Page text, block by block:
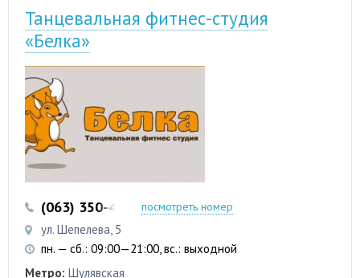
Танцевальная фитнес-студия
«Белка»
(063) 350-45-99посмотреть номер
ул. Шепелева, 5
пн. — сб.: 09:00—21:00, вс.: выходной
Метро: Шулявская